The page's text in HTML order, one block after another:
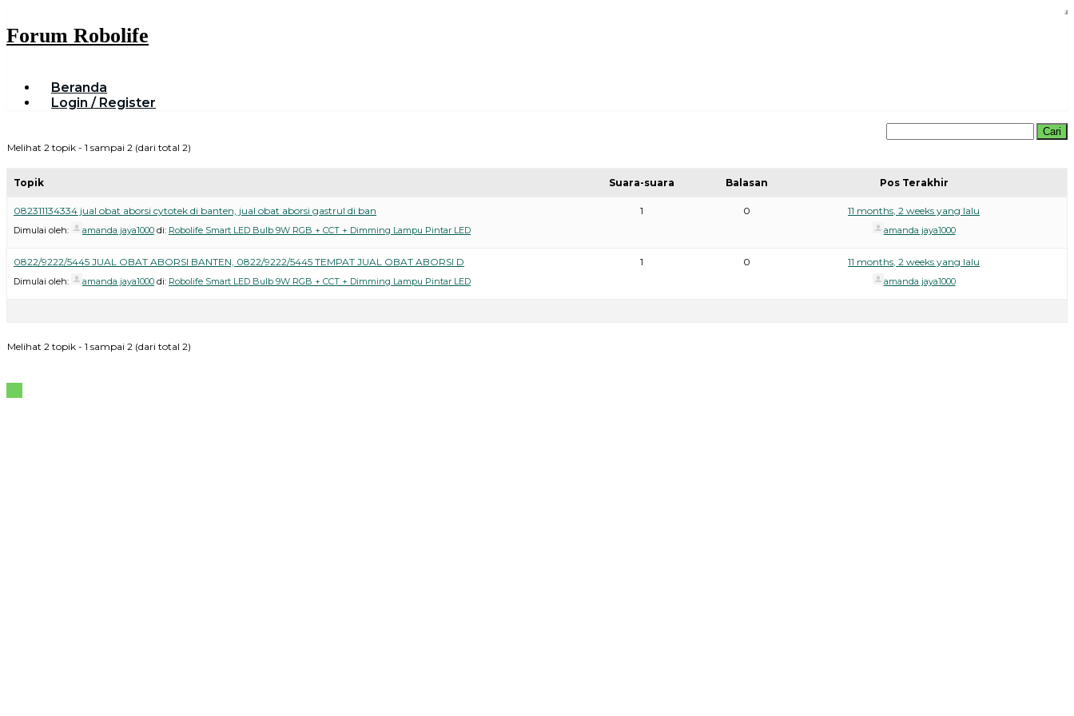
Forum Robolife
Beranda
Login / Register
Melihat 2 topik - 1 sampai 2 (dari total 2)
Topik Suara-suara Balasan Pos Terakhir
082311134334 jual obat aborsi cytotek di banten, jual obat aborsi gastrul di ban
Dimulai oleh: amanda jaya1000 di: Robolife Smart LED Bulb 9W RGB + CCT + Dimming Lampu Pintar LED
1 0 11 months, 2 weeks yang lalu
amanda jaya1000
0822/9222/5445 JUAL OBAT ABORSI BANTEN, 0822/9222/5445 TEMPAT JUAL OBAT ABORSI D
Dimulai oleh: amanda jaya1000 di: Robolife Smart LED Bulb 9W RGB + CCT + Dimming Lampu Pintar LED
1 0 11 months, 2 weeks yang lalu
amanda jaya1000
Melihat 2 topik - 1 sampai 2 (dari total 2)